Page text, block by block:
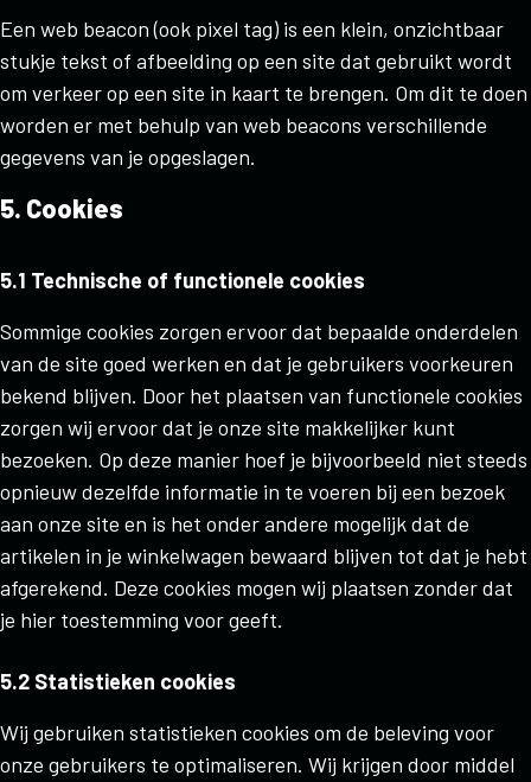
Een web beacon (ook pixel tag) is een klein, onzichtbaar
stukje tekst of afbeelding op een site dat gebruikt wordt
om verkeer op een site in kaart te brengen. Om dit te doen
worden er met behulp van web beacons verschillende
gegevens van je opgeslagen.
5. Cookies
5.1 Technische of functionele cookies
Sommige cookies zorgen ervoor dat bepaalde onderdelen
van de site goed werken en dat je gebruikers voorkeuren
bekend blijven. Door het plaatsen van functionele cookies
zorgen wij ervoor dat je onze site makkelijker kunt
bezoeken. Op deze manier hoef je bijvoorbeeld niet steeds
opnieuw dezelfde informatie in te voeren bij een bezoek
aan onze site en is het onder andere mogelijk dat de
artikelen in je winkelwagen bewaard blijven tot dat je hebt
afgerekend. Deze cookies mogen wij plaatsen zonder dat
je hier toestemming voor geeft.
5.2 Statistieken cookies
Wij gebruiken statistieken cookies om de beleving voor
onze gebruikers te optimaliseren. Wij krijgen door middel